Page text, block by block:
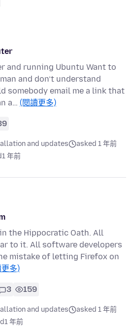
and running Ubuntu Want to
and don’t understand
somebody email me a link that
a… (閱讀更多)
and updates
asked 1 年前
1 年前
the Hippocratic Oath. All
to it. All software developers
mistake of letting Firefox on
多)
3 159
and updates
asked 1 年前
1 年前